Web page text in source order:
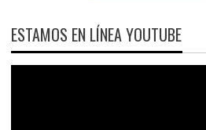
ESTAMOS EN LÍNEA YOUTUBE